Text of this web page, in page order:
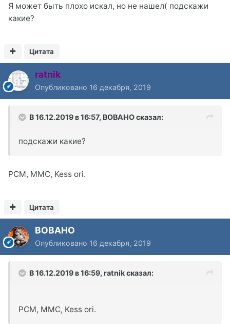
Я может быть плохо искал, но не нашел( подскажи
какие?
Цитата
ratnik
Опубликовано 16 декабря, 2019
В 16.12.2019 в 16:57, BOBAHOсказал:
подскажи какие?
PCM, MMC, Kess ori.
Цитата
BOBAHO
Опубликовано 16 декабря, 2019
В 16.12.2019 в 16:59, ratnikсказал:
PCM, MMC, Kess ori.